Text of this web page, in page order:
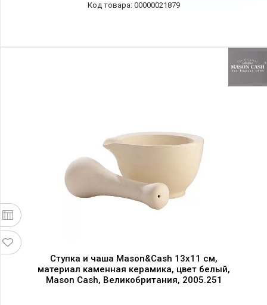
00000021879
Ступка и чаша Mason&Cash 13х11 см,
материал каменная керамика, цвет белый,
Mason Cash, Великобритания, 2005.251